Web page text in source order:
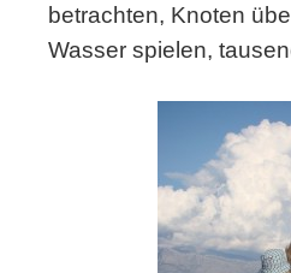
betrachten, Knoten
Wasser spielen,